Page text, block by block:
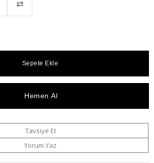
Tavsiye Et
Yorum Yaz